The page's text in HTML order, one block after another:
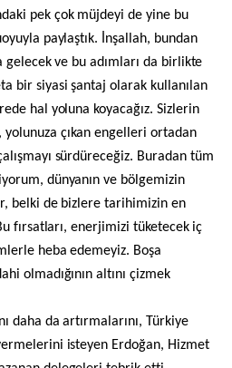
pek çok müjdeyi de yine bu
paylaştık. İnşallah, bundan
ve bu adımları da birlikte
bir siyasi şantaj olarak kullanılan
hal yoluna koyacağız. Sizlerin
çıkan engelleri ortadan
sürdüreceğiz. Buradan tüm
dünyanın ve bölgemizin
belki de bizlere tarihimizin en
fırsatları, enerjimizi tüketecek iç
heba edemeyiz. Boşa
olmadığının altını çizmek
daha da artırmalarını, Türkiye
isteyen Erdoğan, Hizmet